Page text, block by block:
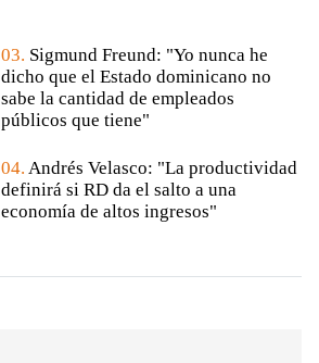
03. Sigmund Freund: "Yo nunca he
dicho que el Estado dominicano no
sabe la cantidad de empleados
públicos que tiene"
04. Andrés Velasco: "La productividad
definirá si RD da el salto a una
economía de altos ingresos"